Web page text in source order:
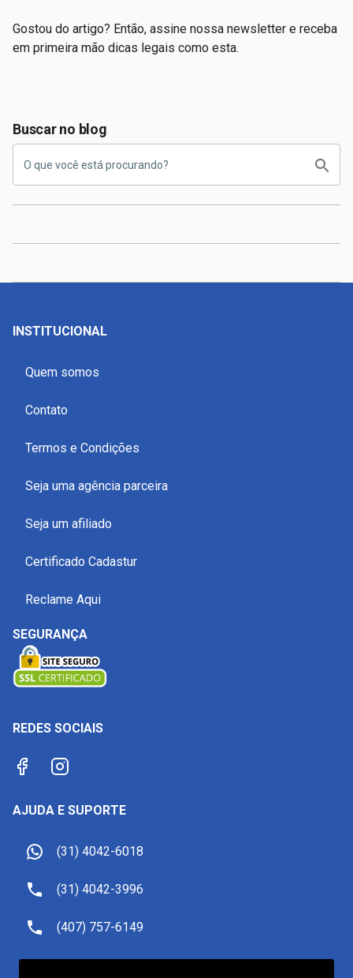
Gostou do artigo? Então, assine nossa newsletter e receba
em primeira mão dicas legais como esta.
Buscar no blog
INSTITUCIONAL
Quem somos
Contato
Termos e Condições
Seja uma agência parceira
Seja um afiliado
Certificado Cadastur
Reclame Aqui
SEGURANÇA
REDES SOCIAIS
AJUDA E SUPORTE
(31) 4042-6018
(31) 4042-3996
(407) 757-6149